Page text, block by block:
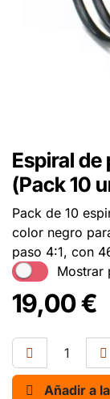
Espiral de
(Pack 10
Pack de 10
color negro
paso 4:1, con
Mostrar
19,00€
Añadir a